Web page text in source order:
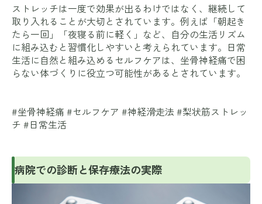
ストレッチは一度で効果が出るわけではなく、継続して
取り入れることが大切とされています。例えば「朝起き
たら一回」「夜寝る前に軽く」など、自分の生活リズム
に組み込むと習慣化しやすいと考えられています。日常
生活に自然と組み込めるセルフケアは、坐骨神経痛で困
らない体づくりに役立つ可能性があるとされています。
#坐骨神経痛 #セルフケア #神経滑走法 #梨状筋ストレッ
チ #日常生活
病院での診断と保存療法の実際